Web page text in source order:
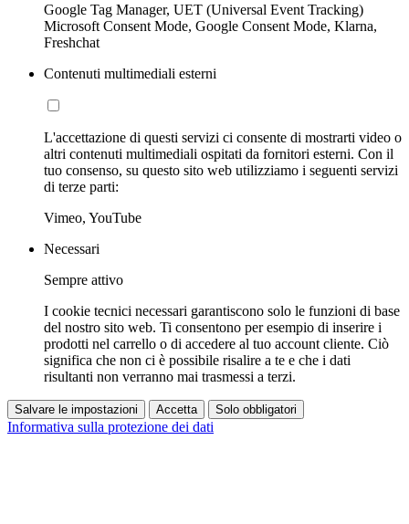
Google Tag Manager, UET (Universal Event Tracking)
Microsoft Consent Mode, Google Consent Mode, Klarna,
Freshchat
Contenuti multimediali esterni
L'accettazione di questi servizi ci consente di mostrarti video o
altri contenuti multimediali ospitati da fornitori esterni. Con il
tuo consenso, su questo sito web utilizziamo i seguenti servizi
di terze parti:
Vimeo, YouTube
Necessari
Sempre attivo
I cookie tecnici necessari garantiscono solo le funzioni di base
del nostro sito web. Ti consentono per esempio di inserire i
prodotti nel carrello o di accedere al tuo account cliente. Ciò
significa che non ci è possibile risalire a te e che i dati
risultanti non verranno mai trasmessi a terzi.
Salvare le impostazioni Accetta Solo obbligatori
Informativa sulla protezione dei dati